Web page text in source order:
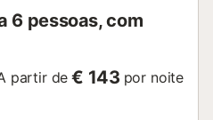
6 pessoas, com
partir de € 143 por noite